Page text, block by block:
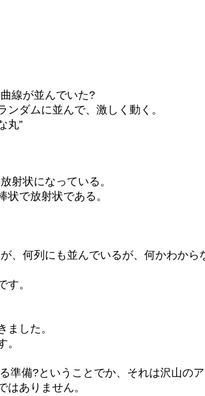
線が並んでいた?
ダムに並んで、激しく動く。
丸”
射状になっている。
で放射状である。
、何列にも並んでいるが、何かわから
す。
した。
。
準備?ということでか、それは沢山の
はありません。